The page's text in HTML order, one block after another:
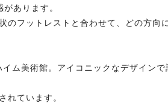
あります。
フットレストと合わせて、どの方向
ム美術館。アイコニックなデザイン
れています。